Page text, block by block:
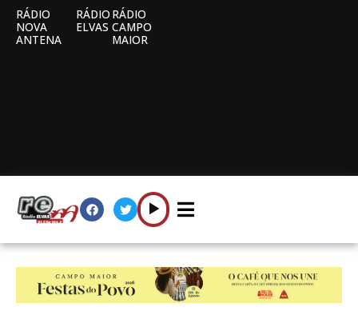
RÁDIO
NOVA
ANTENA
RÁDIO
ELVAS
RÁDIO
CAMPO
MAIOR